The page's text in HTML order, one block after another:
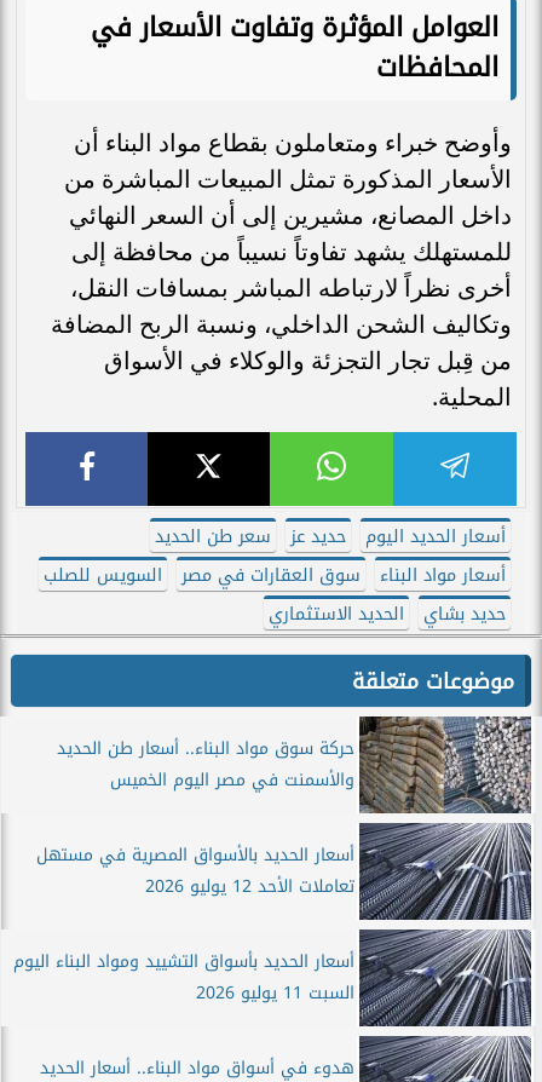
العوامل المؤثرة وتفاوت الأسعار في
المحافظات
وأوضح خبراء ومتعاملون بقطاع مواد البناء أن
الأسعار المذكورة تمثل المبيعات المباشرة من
داخل المصانع، مشيرين إلى أن السعر النهائي
للمستهلك يشهد تفاوتاً نسيباً من محافظة إلى
أخرى نظراً لارتباطه المباشر بمسافات النقل،
وتكاليف الشحن الداخلي، ونسبة الربح المضافة
من قِبل تجار التجزئة والوكلاء في الأسواق
المحلية.
أسعار الحديد اليوم حديد عز
سعر طن الحديد
أسعار مواد البناء
سوق العقارات في مصر
السويس للصلب
حديد بشاي
الحديد الاستثماري
موضوعات متعلقة
حركة سوق مواد البناء.. أسعار طن الحديد
والأسمنت في مصر اليوم الخميس
أسعار الحديد بالأسواق المصرية في مستهل
تعاملات الأحد 12 يوليو 2026
أسعار الحديد بأسواق التشييد ومواد البناء اليوم
السبت 11 يوليو 2026
هدوء في أسواق مواد البناء.. أسعار الحديد